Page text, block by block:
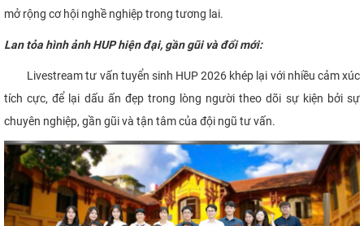
mở rộng cơ hội nghề nghiệp trong tương lai.
Lan tỏa hình ảnh HUP hiện đại, gần gũi và đổi mới:
Livestream tư vấn tuyển sinh HUP 2026 khép lại với nhiều cảm xúc
tích cực, để lại dấu ấn đẹp trong lòng người theo dõi sự kiện bởi sự
chuyên nghiệp, gần gũi và tận tâm của đội ngũ tư vấn.